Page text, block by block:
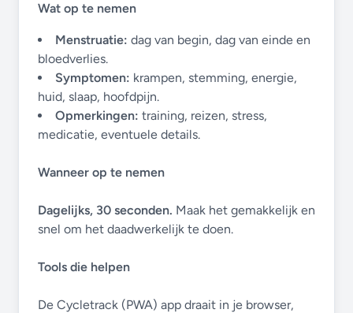
Wat op te nemen
Menstruatie: dag van begin, dag van einde en
bloedverlies.
Symptomen: krampen, stemming, energie,
huid, slaap, hoofdpijn.
Opmerkingen: training, reizen, stress,
medicatie, eventuele details.
Wanneer op te nemen
Dagelijks, 30 seconden. Maak het gemakkelijk en
snel om het daadwerkelijk te doen.
Tools die helpen
De Cycletrack (PWA) app draait in je browser,